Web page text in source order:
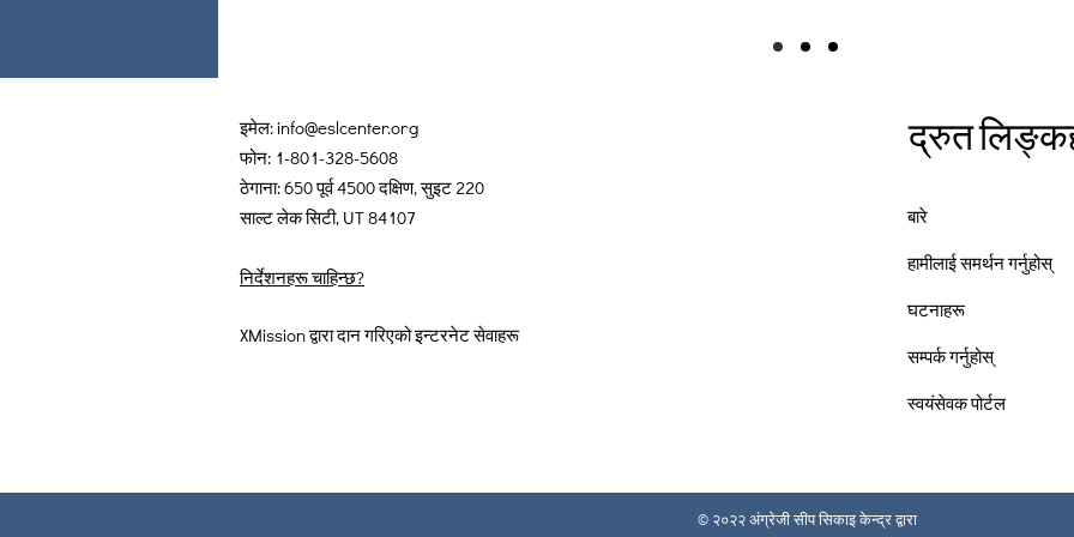
इमेल:info@eslcenter.org
फोन: 1-801-328-5608
ठेगाना: 650 पूर्व 4500 दक्षिण, सुइट 220
साल्ट लेक सिटी, UT 84107
निर्देशनहरू चाहिन्छ?
XMission द्वारा दान गरिएको इन्टरनेट सेवाहरू
द्रुत
बारे
हामीलाई समर्थन गर्नुहोस्
घटनाहरू
सम्पर्क गर्नुहोस्
स्वयंसेवक पोर्टल
© २०२२ अंग्रेजी सीप सिकाइ केन्द्र द्वारा